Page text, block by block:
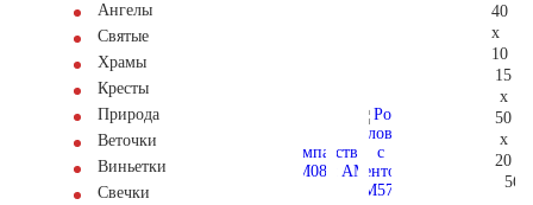
Ангелы
Святые
Храмы
Кресты
Природа
Веточки
Виньетки
Свечки
40
x
10
15
x
50
x
20